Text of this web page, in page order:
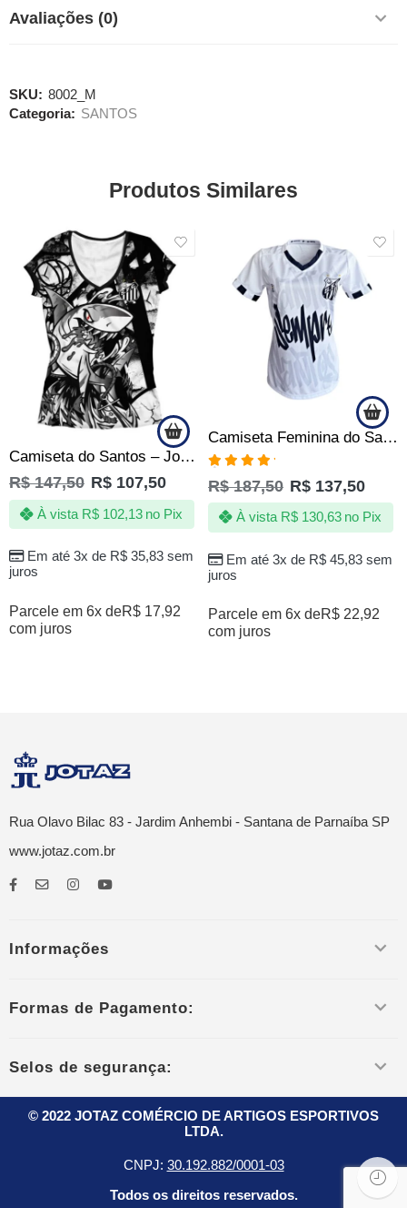
Avaliações (0)
SKU: 8002_M
Categoria: SANTOS
Produtos Similares
SALE
Camiseta do Santos – Jotaz – Orgulho que nem todos podem ter – Feminina
R$147,50 R$ 107,50
Em até 3x de R$35,83sem
juros
À vista R$102,13 no Pix
Parcele em 6x deR$ 17,92
com juros
Camiseta Feminina do Santos FC Torcedora Peixe Oficial
Avaliação
5.00de 5
R$187,50 R$ 137,50
Em até 3x de R$45,83sem
juros
À vista R$130,63 no Pix
Parcele em 6x deR$ 22,92
com juros
Rua Olavo Bilac 83 - Jardim Anhembi - Santana de Parnaíba SP
www.jotaz.com.br
Informações
Formas de Pagamento:
Selos de segurança:
© 2022 JOTAZ COMÉRCIO DE ARTIGOS ESPORTIVOS
LTDA.
CNPJ: 30.192.882/0001-03
Todos os direitos reservados.